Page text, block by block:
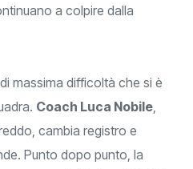
a colpire dalla
massima difficoltà che si è
Coach Luca Nobile
cambia registro e
Punto dopo punto, la